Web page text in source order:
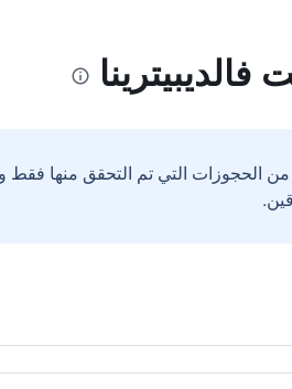
الحجوزات التي تم التحقق منها